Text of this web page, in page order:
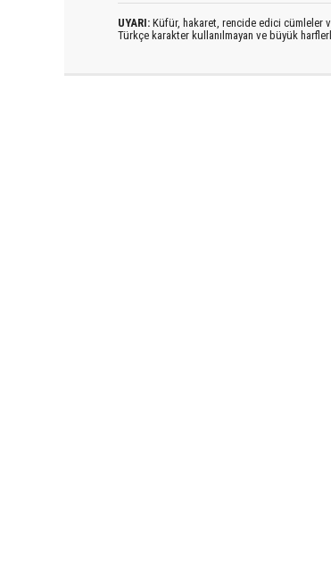
UYARI: Küfür, hakaret, rencide edici cümleler
Türkçe karakter kullanılmayan ve büyük